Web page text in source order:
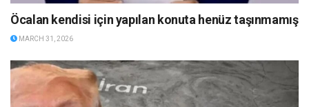
Öcalan kendisi için yapılan konuta henüz taşınmamış
MARCH 31, 2026